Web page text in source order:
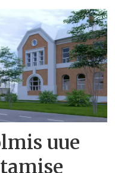
uue